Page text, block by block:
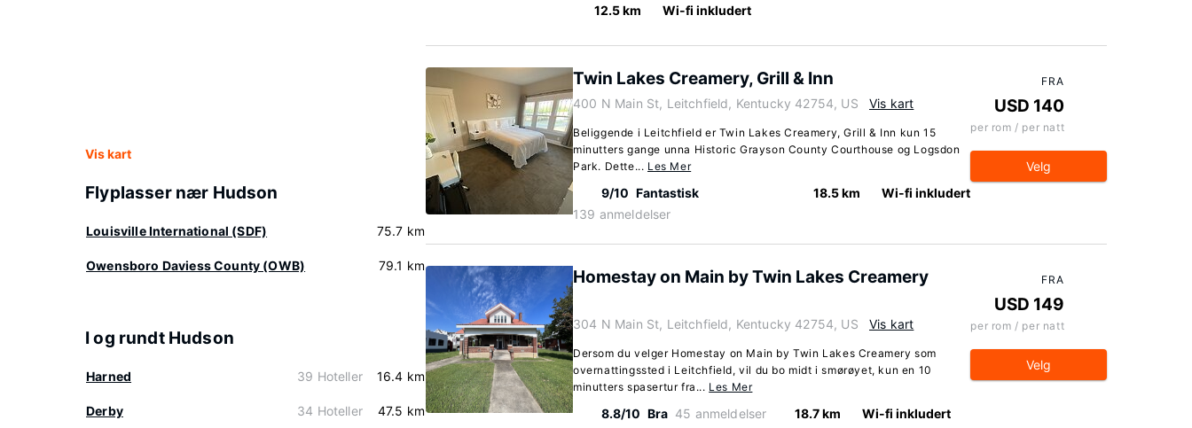
Vis kart
Flyplasser nær Hudson
Louisville International (SDF) 75.7 km
Owensboro Daviess County (OWB) 79.1 km
I og rundt Hudson
Harned 39 Hoteller 16.4 km
Derby 34 Hoteller 47.5 km
12.5 km Wi-fi inkludert
Twin Lakes Creamery, Grill & Inn
400 N Main St, Leitchfield, Kentucky 42754, US Vis kart
Beliggende i Leitchfield er Twin Lakes Creamery, Grill & Inn kun 15
minutters gange unna Historic Grayson County Courthouse og Logsdon
Park. Dette... Les Mer
9/10 Fantastisk
139 anmeldelser
18.5 km Wi-fi inkludert
FRA
USD 140
per rom / per natt
Velg
Homestay on Main by Twin Lakes Creamery
304 N Main St, Leitchfield, Kentucky 42754, US Vis kart
Dersom du velger Homestay on Main by Twin Lakes Creamery som
overnattingssted i Leitchfield, vil du bo midt i smørøyet, kun en 10
minutters spasertur fra... Les Mer
8.8/10 Bra 45 anmeldelser 18.7 km Wi-fi inkludert
FRA
USD 149
per rom / per natt
Velg